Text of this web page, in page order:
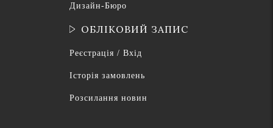
Дизайн-Бюро
ОБЛІКОВИЙ ЗАПИС
Реєстрація / Вхід
Історія замовлень
Розсилання новин